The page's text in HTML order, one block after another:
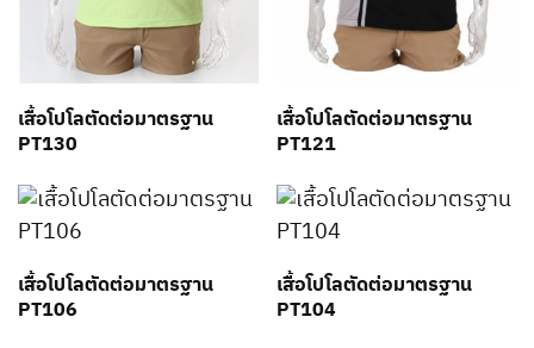
เสื้อโปโลตัดต่อมาตรฐาน
PT130
เสื้อโปโลตัดต่อมาตรฐาน
PT121
เสื้อโปโลตัดต่อมาตรฐาน
PT106
เสื้อโปโลตัดต่อมาตรฐาน
PT104